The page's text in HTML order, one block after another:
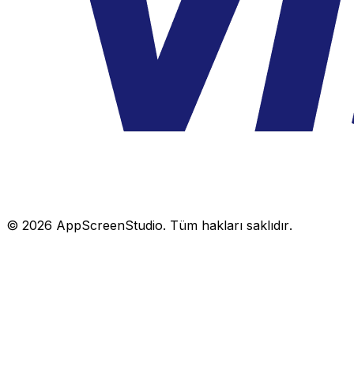
© 2026 AppScreenStudio. Tüm hakları saklıdır.